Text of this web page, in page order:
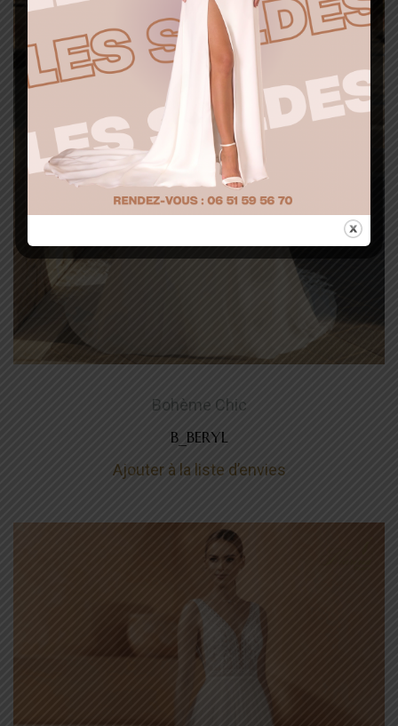
Bohème Chic
B_BERYL
Ajouter à la liste d’envies